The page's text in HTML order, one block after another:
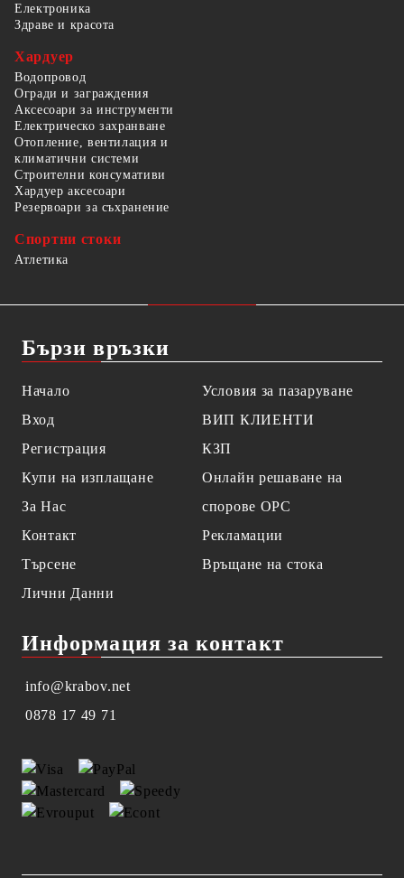
Електроника
Здраве и красота
Хардуер
Водопровод
Огради и заграждения
Аксесоари за инструменти
Електрическо захранване
Отопление, вентилация и
климатични системи
Строителни консумативи
Хардуер аксесоари
Резервоари за съхранение
Спортни стоки
Атлетика
Бързи връзки
Начало
Вход
Регистрация
Купи на изплащане
За Нас
Контакт
Търсене
Лични Данни
Условия за пазаруване
ВИП КЛИЕНТИ
КЗП
Онлайн решаване на
спорове OPC
Рекламации
Връщане на стока
Информация за контакт
info@krabov.net
0878 17 49 71